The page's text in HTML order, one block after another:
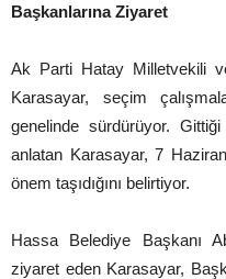
Başkanlarına Ziyaret
Ak Parti Hatay Milletvekili
Karasayar, seçim
genelinde sürdürüyor.
anlatan Karasayar, 7
önem taşıdığını belirtiyor.
Hassa Belediye Başkanı
ziyaret eden Karasayar,